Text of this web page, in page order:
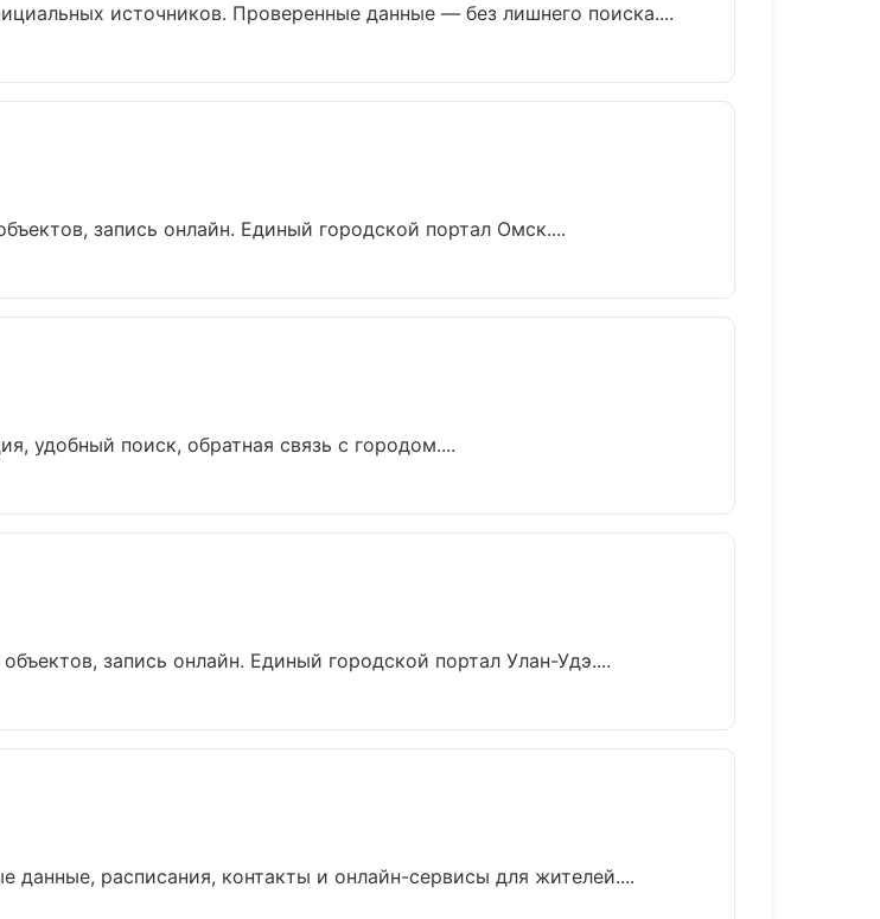
источников. Проверенные данные — без лишнего поиска....
запись онлайн. Единый городской портал Омск....
удобный поиск, обратная связь с городом....
запись онлайн. Единый городской портал Улан-Удэ....
расписания, контакты и онлайн-сервисы для жителей....